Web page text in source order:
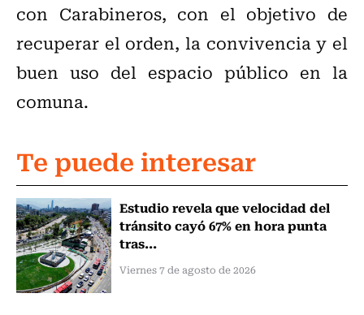
con Carabineros, con el objetivo de
recuperar el orden, la convivencia y el
buen uso del espacio público en la
comuna.
Te puede interesar
Estudio revela que velocidad del
tránsito cayó 67% en hora punta
tras...
Viernes 7 de agosto de 2026